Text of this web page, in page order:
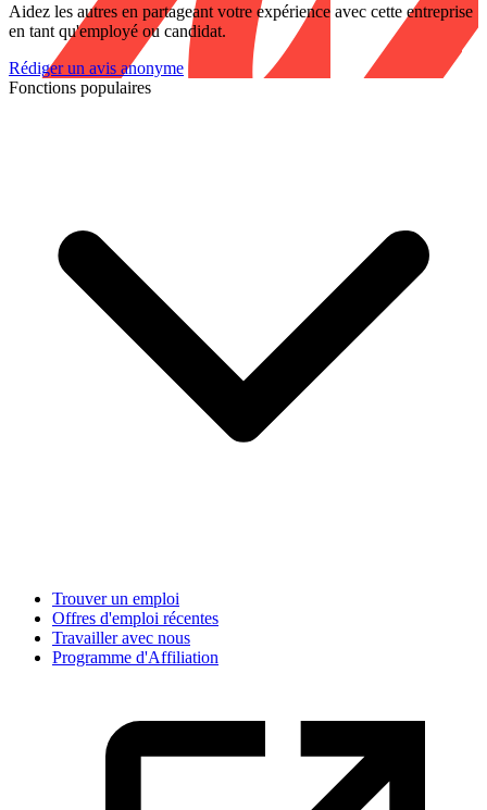
Aidez les autres en partageant votre expérience avec cette entreprise
en tant qu'employé ou candidat.
Rédiger un avis anonyme
Fonctions populaires
Trouver un emploi
Offres d'emploi récentes
Travailler avec nous
Programme d'Affiliation